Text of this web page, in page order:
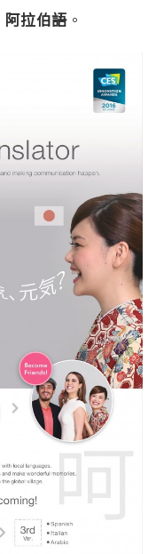
阿拉伯語。